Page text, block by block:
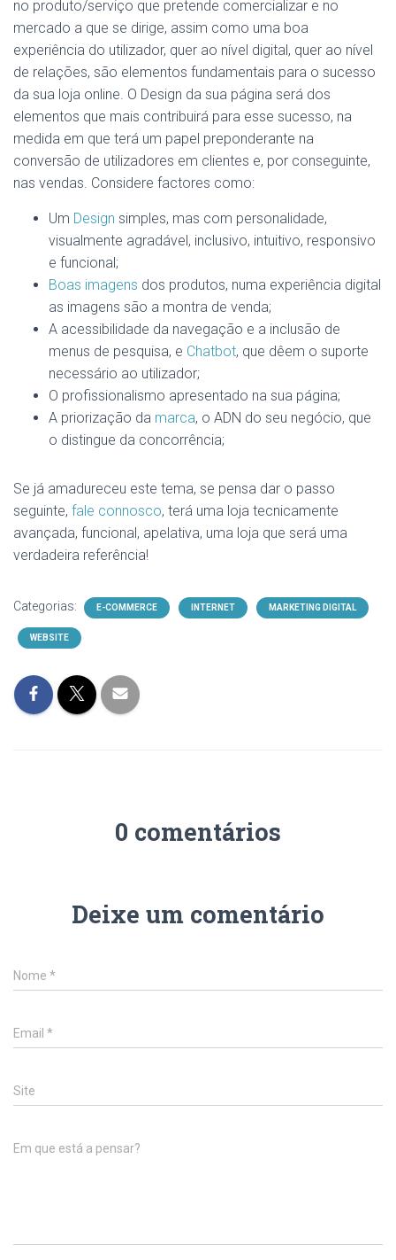
no produto/serviço que pretende comercializar e no
mercado a que se dirige, assim como uma boa
experiência do utilizador, quer ao nível digital, quer ao nível
de relações, são elementos fundamentais para o sucesso
da sua loja online. O Design da sua página será dos
elementos que mais contribuirá para esse sucesso, na
medida em que terá um papel preponderante na
conversão de utilizadores em clientes e, por conseguinte,
nas vendas. Considere factores como:
Um Design simples, mas com personalidade,
visualmente agradável, inclusivo, intuitivo, responsivo
e funcional;
Boas imagens dos produtos, numa experiência digital
as imagens são a montra de venda;
A acessibilidade da navegação e a inclusão de
menus de pesquisa, e Chatbot, que dêem o suporte
necessário ao utilizador;
O profissionalismo apresentado na sua página;
A priorização da marca, o ADN do seu negócio, que
o distingue da concorrência;
Se já amadureceu este tema, se pensa dar o passo
seguinte, fale connosco, terá uma loja tecnicamente
avançada, funcional, apelativa, uma loja que será uma
verdadeira referência!
Categorias: E-COMMERCE INTERNET MARKETING DIGITAL
WEBSITE
0 comentários
Deixe um comentário
Nome *
Email *
Site
Em que está a pensar?